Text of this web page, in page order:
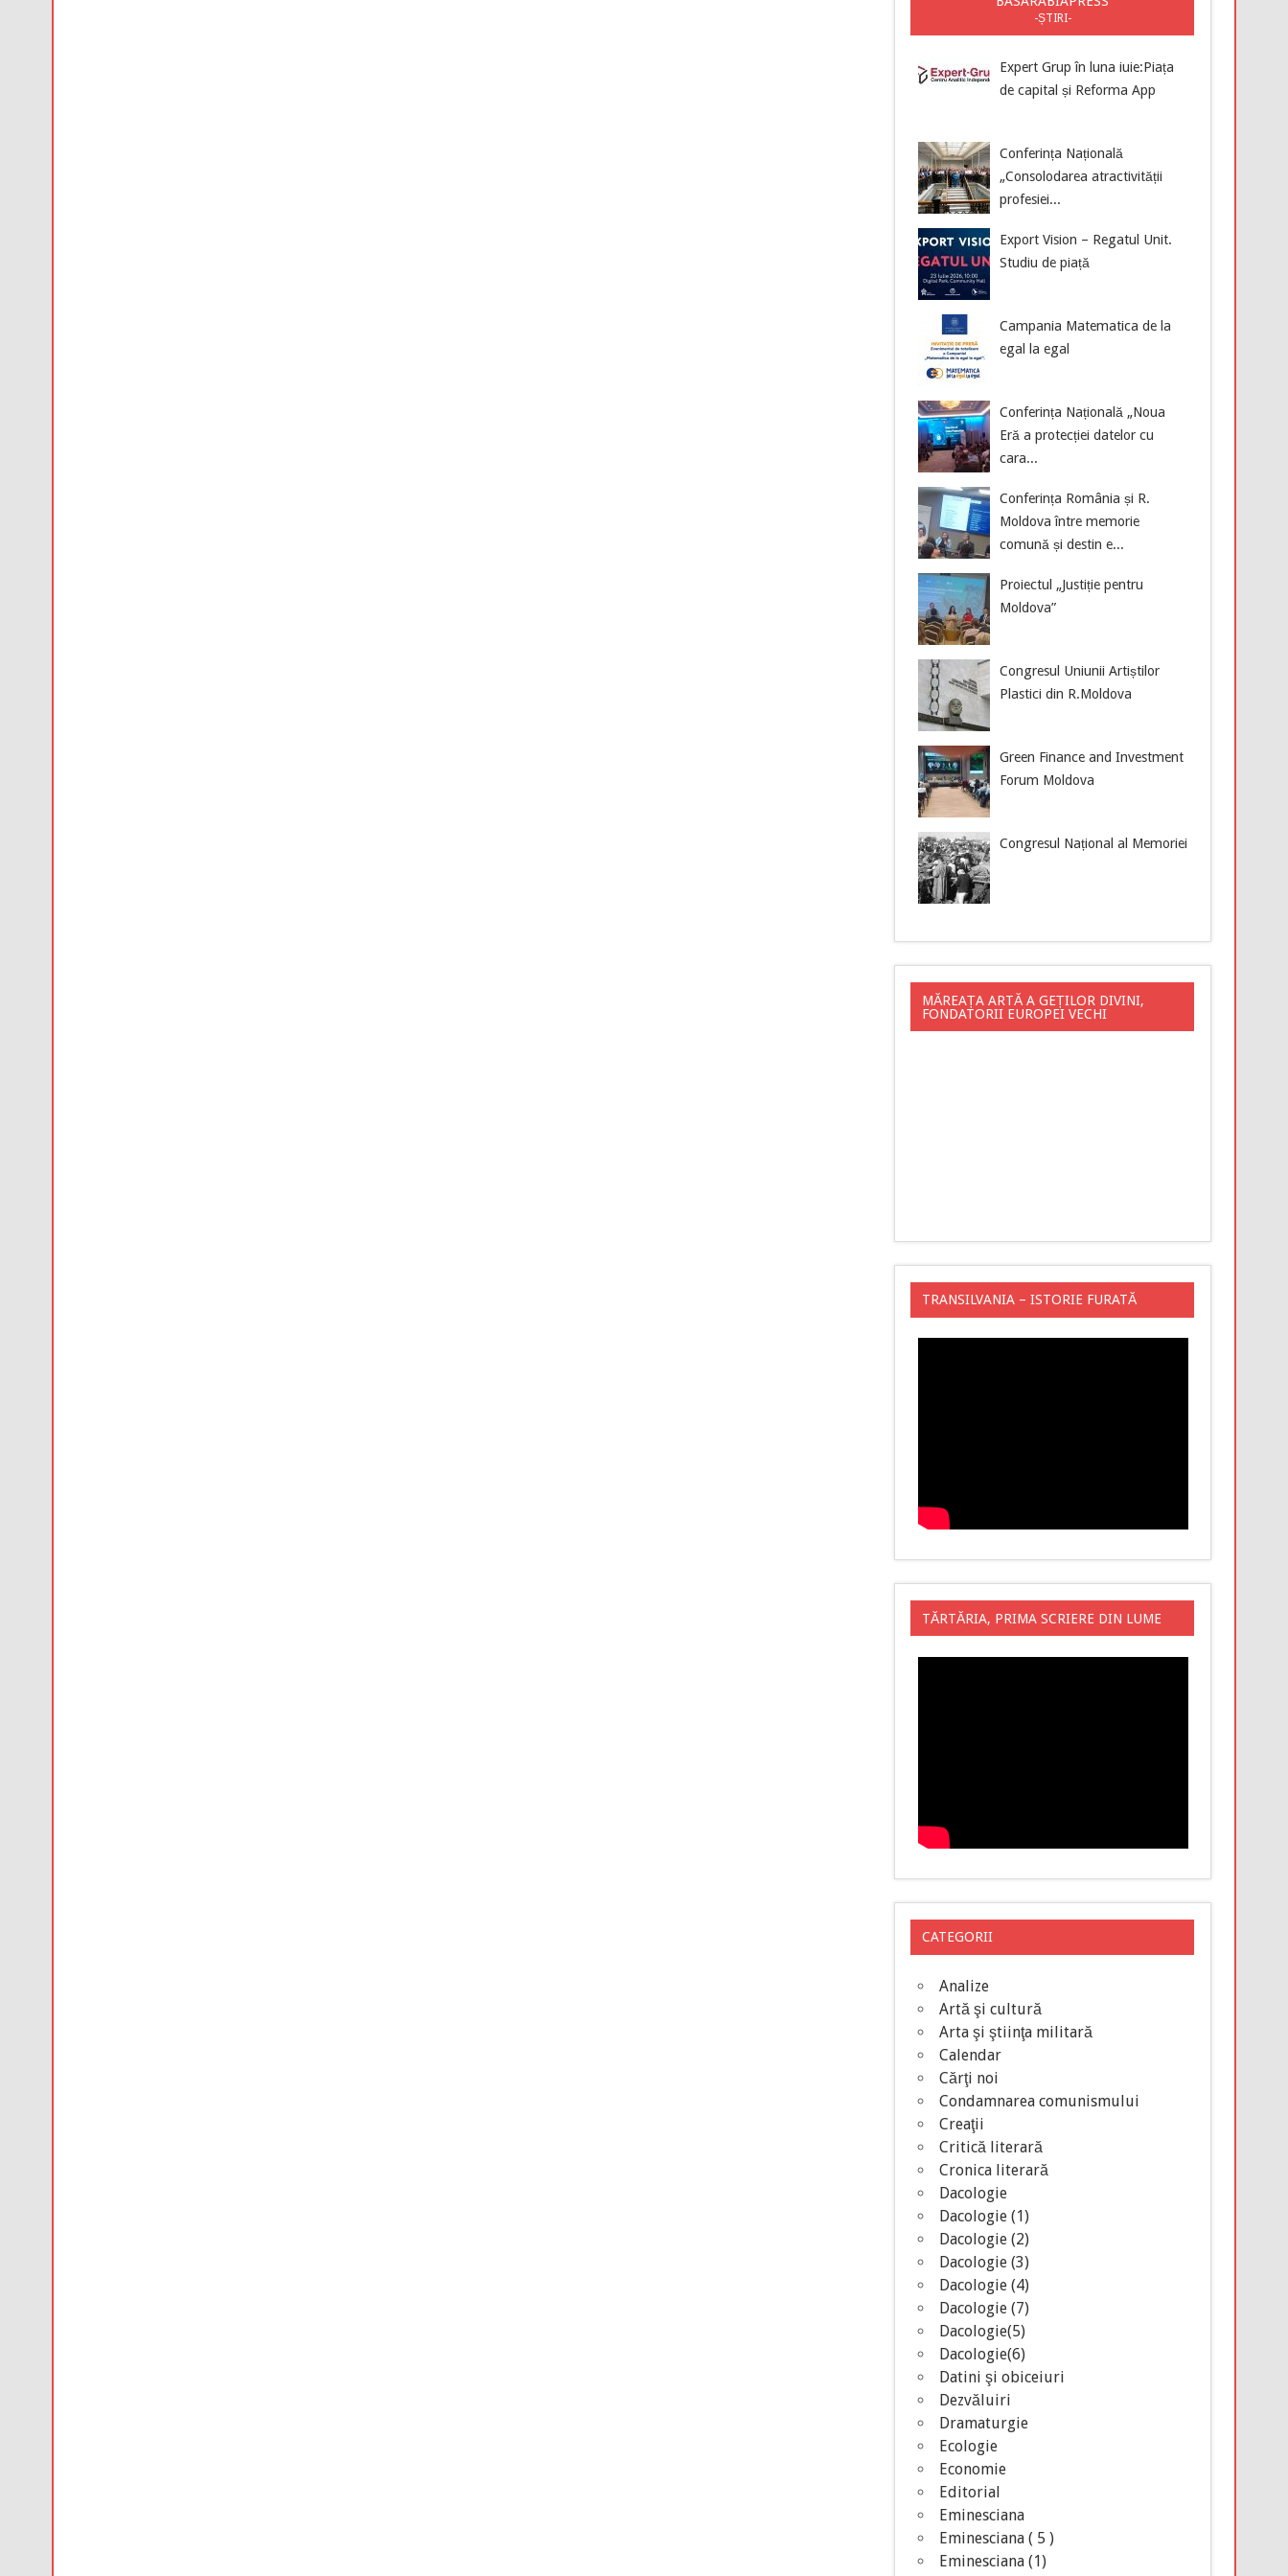
-ȘTIRI-
Expert Grup în luna iuie:Piața
de capital și Reforma App
Conferința Națională
„Consolodarea atractivității
profesiei...
Export Vision – Regatul Unit.
Studiu de piață
Campania Matematica de la
egal la egal
Conferința Națională „Noua
Eră a protecției datelor cu
cara...
Conferința România și R.
Moldova între memorie
comună și destin e...
Proiectul „Justiție pentru
Moldova”
Congresul Uniunii Artiștilor
Plastici din R.Moldova
Green Finance and Investment
Forum Moldova
Congresul Național al Memoriei
MĂREAȚA ARTĂ A GEȚILOR DIVINI,
FONDATORII EUROPEI VECHI
TRANSILVANIA – ISTORIE FURATĂ
TĂRTĂRIA, PRIMA SCRIERE DIN LUME
CATEGORII
Analize
Artă şi cultură
Arta şi ştiinţa militară
Calendar
Cărţi noi
Condamnarea comunismului
Creaţii
Critică literară
Cronica literară
Dacologie
Dacologie (1)
Dacologie (2)
Dacologie (3)
Dacologie (4)
Dacologie (7)
Dacologie(5)
Dacologie(6)
Datini şi obiceiuri
Dezvăluiri
Dramaturgie
Ecologie
Economie
Editorial
Eminesciana
Eminesciana ( 5 )
Eminesciana (1)